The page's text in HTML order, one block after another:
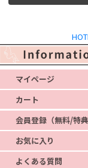
マイページ
カート
会員登録（無料/特典
お気に入り
よくある質問